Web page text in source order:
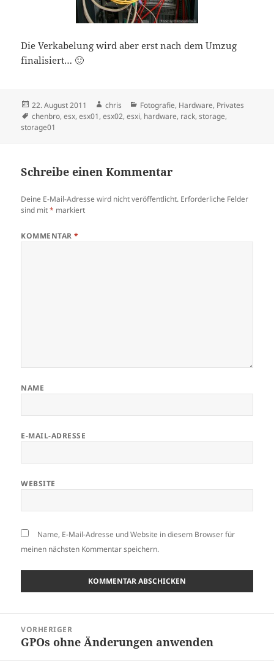
Die Verkabelung wird aber erst nach dem Umzug
finalisiert… 🙂
Veröffentlicht
am
22. August 2011 Autor
chris Kategorien
Fotografie, Hardware, Privates
Schlagwörter
chenbro,esx,esx01,esx02,esxi, hardware, rack,storage,
storage01
Schreibe einen Kommentar
Deine E-Mail-Adresse wird nicht veröffentlicht. Erforderliche Felder
sind mit* markiert
KOMMENTAR*
NAME
E-MAIL-ADRESSE
WEBSITE
Name, E-Mail-Adresse und Website in diesem Browser für
meinen nächsten Kommentar speichern.
VORHERIGER
Vorheriger
GPOs ohne Änderungen anwenden